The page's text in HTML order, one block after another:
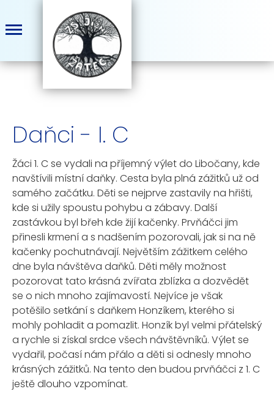
Daňci - I. C
Žáci 1. C se vydali na příjemný výlet do Libočany, kde
navštívili místní daňky. Cesta byla plná zážitků už od
samého začátku. Děti se nejprve zastavily na hřišti,
kde si užily spoustu pohybu a zábavy. Další
zastávkou byl břeh kde žijí kačenky. Prvňáčci jim
přinesli krmení a s nadšením pozorovali, jak si na ně
kačenky pochutnávají. Největším zážitkem celého
dne byla návštěva daňků. Děti měly možnost
pozorovat tato krásná zvířata zblízka a dozvědět
se o nich mnoho zajímavostí. Nejvíce je však
potěšilo setkání s daňkem Honzíkem, kterého si
mohly pohladit a pomazlit. Honzík byl velmi přátelský
a rychle si získal srdce všech návštěvníků. Výlet se
vydařil, počasí nám přálo a děti si odnesly mnoho
krásných zážitků. Na tento den budou prvňáčci z 1. C
ještě dlouho vzpomínat.